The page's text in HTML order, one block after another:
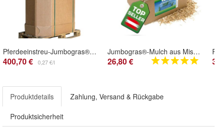
Pferdeeinstreu-Jumbogras®-Häcksel aus Elefantengras|Chinagras, Kartonaufsteller 1,5m³
400,70 € 0,27 €/l
Jumbogras®-Mulch aus Miscanthus-Häcksel, im handlichen Karton
26,80 €
Produktdetails Zahlung, Versand & Rückgabe
Produktsicherheit